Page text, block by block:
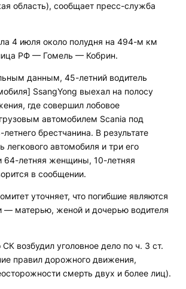
область), сообщает пресс-служба
4 июля около полудня на 494-м км
РФ — Гомель — Кобрин.
данным, 45-летний водитель
SsangYong выехал на полосу
где совершил лобовое
автомобилем Scania под
брестчанина. В результате
легкового автомобиля и три его
64-летняя женщины, 10-летняя
в сообщении.
уточняет, что погибшие являются
— матерью, женой и дочерью водителя
возбудил уголовное дело по ч. 3 ст.
правил дорожного движения,
смерть двух и более лиц).